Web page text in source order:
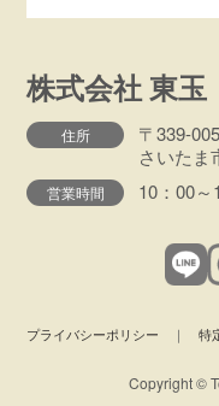
株式会社 東玉
住所
〒339-
さいたま
営業時間 10：00～
プライバシーポリシー ｜特
Copyright ©